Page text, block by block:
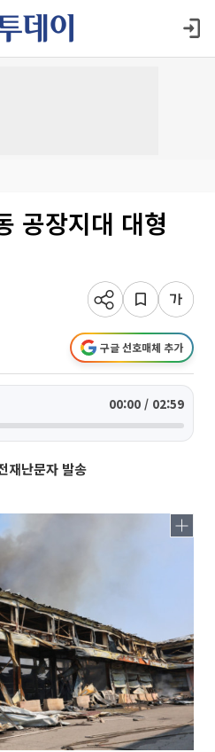
공장지대 대형
구글 선호매체 추가
00:00 / 02:59
재난문자 발송